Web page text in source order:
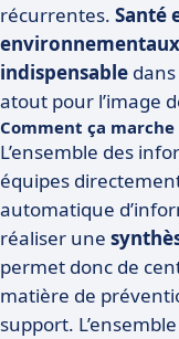
récurrentes. Santé
environnementaux
indispensable
atout pour l’image
Comment ça marche
L’ensemble des
équipes
automatique
réaliser une
permet donc de
matière de
support.